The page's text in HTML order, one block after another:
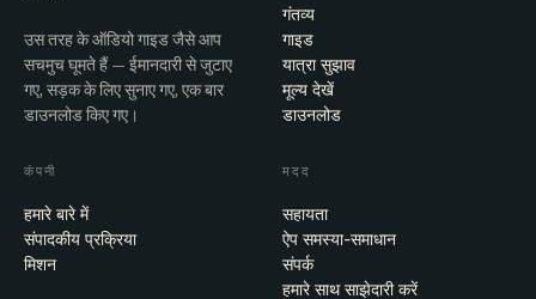
उस तरह के ऑडियो गाइड जैसे आप
सचमुच घूमते हैं — ईमानदारी से जुटाए
गए, सड़क के लिए सुनाए गए, एक बार
डाउनलोड किए गए।
गंतव्य
गाइड
यात्रा सुझाव
मूल्य देखें
डाउनलोड
कंपनी
हमारे बारे में
संपादकीय प्रक्रिया
मिशन
मदद
सहायता
ऐप समस्या-समाधान
संपर्क
हमारे साथ साझेदारी करें